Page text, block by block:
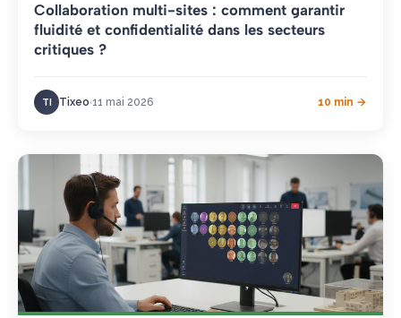
Collaboration multi-sites : comment garantir
fluidité et confidentialité dans les secteurs
critiques ?
TI Tixeo 11 mai 2026 10 min →